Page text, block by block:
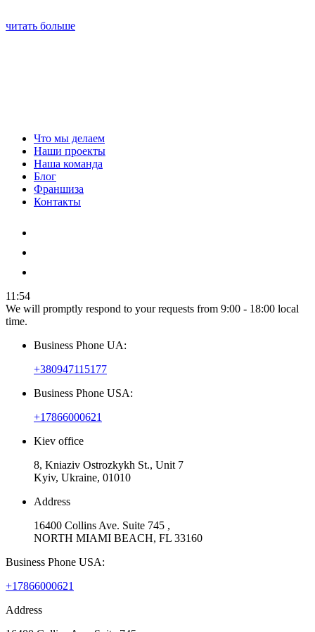
читать больше
Что мы делаем
Наши проекты
Наша команда
Блог
Франшиза
Контакты
11:54
We will promptly respond to your requests from 9:00 - 18:00 local
time.
Business Phone UA:
+380947115177
Business Phone USA:
+17866000621
Kiev office
8, Kniaziv Ostrozkykh St., Unit 7
Kyiv, Ukraine, 01010
Address
16400 Collins Ave. Suite 745 ,
NORTH MIAMI BEACH, FL 33160
Business Phone USA:
+17866000621
Address